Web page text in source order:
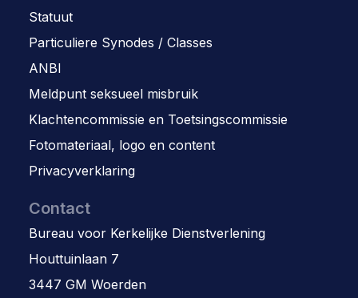
Statuut
Particuliere Synodes / Classes
ANBI
Meldpunt seksueel misbruik
Klachtencommissie en Toetsingscommissie
Fotomateriaal, logo en content
Privacyverklaring
Contact
Bureau voor Kerkelijke Dienstverlening
Houttuinlaan 7
3447 GM Woerden